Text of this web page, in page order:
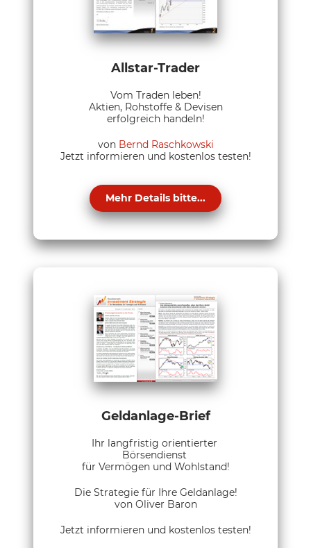
Allstar-Trader
Vom Traden leben!
Aktien, Rohstoffe & Devisen
erfolgreich handeln!
von Bernd Raschkowski
Jetzt informieren und kostenlos testen!
Mehr Details bitte...
Geldanlage-Brief
Ihr langfristig orientierter
Börsendienst
für Vermögen und Wohlstand!
Die Strategie für Ihre Geldanlage!
von Oliver Baron
Jetzt informieren und kostenlos testen!